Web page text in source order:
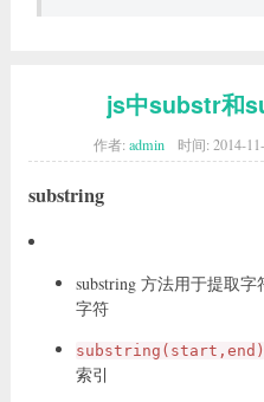
js中substr和
作者: admin 时间: 2014-
substring
substring 方法用于提取
字符
substring(start,end)
索引